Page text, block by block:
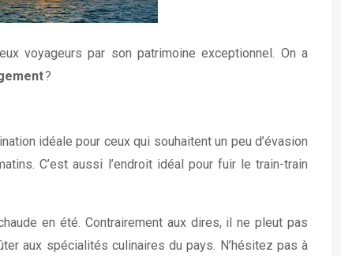
voyageurs par son patrimoine exceptionnel. On a
?
idéale pour ceux qui souhaitent un peu d’évasion
C’est aussi l’endroit idéal pour fuir le train-train
en été. Contrairement aux dires, il ne pleut pas
aux spécialités culinaires du pays. N’hésitez pas à